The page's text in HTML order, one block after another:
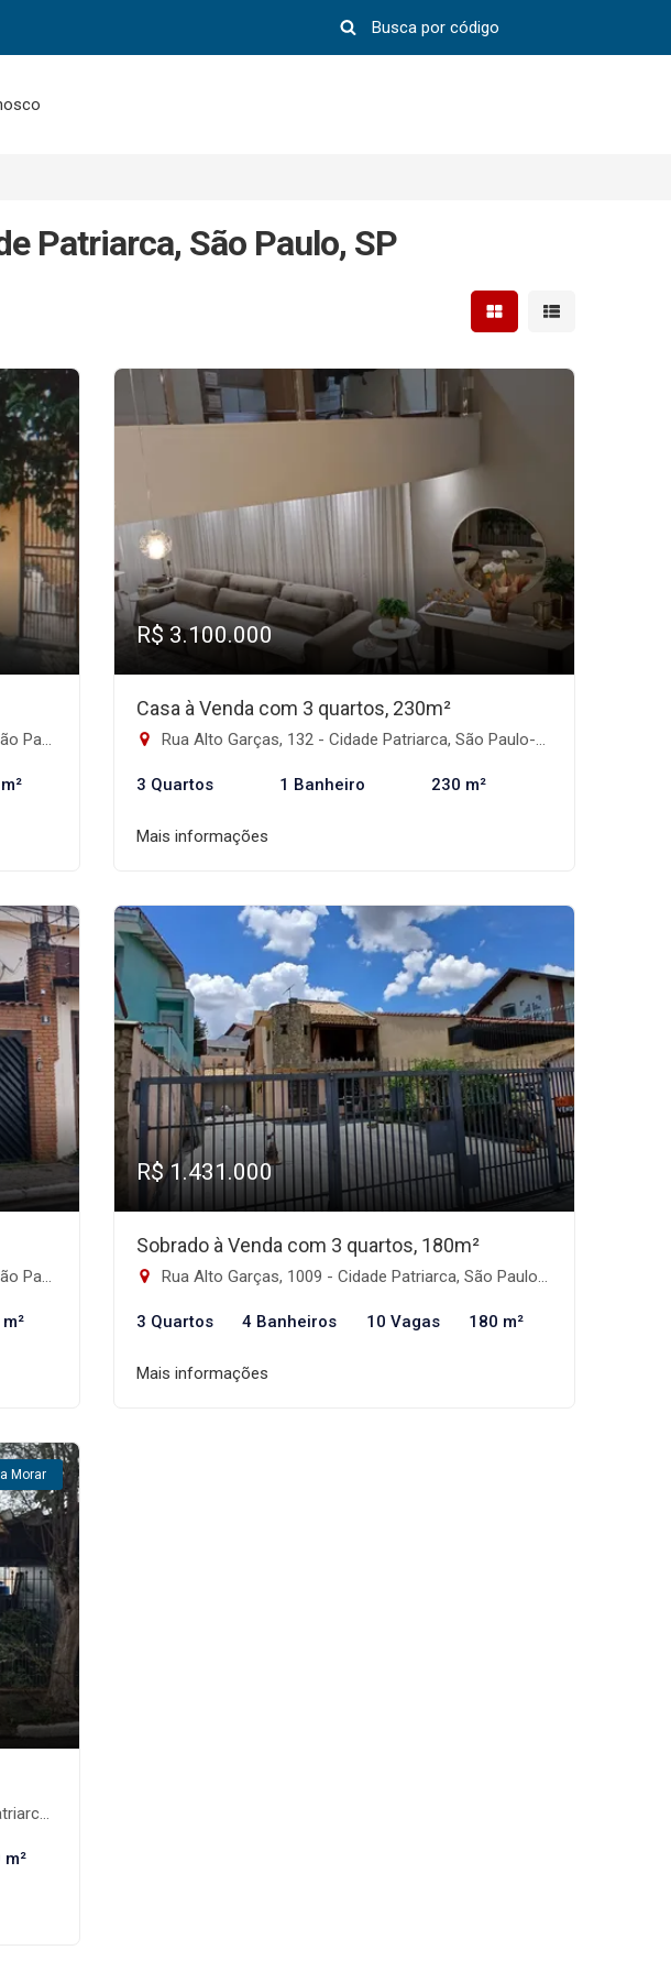
Patriarca, São Paulo, SP
Mostrar resultados em
Mostrar
SP
R$ 3.100.000
Casa à Venda com 3 quartos, 230m²
Rua Alto Garças, 132 - Cidade Patriarca, São Paulo-SP
3 Quartos 1 Banheiro 230 m²
Mais informações
SP
R$ 1.431.000
Sobrado à Venda com 3 quartos, 180m²
Rua Alto Garças, 1009 - Cidade Patriarca, São Paulo-SP
3 Quartos 4 Banheiros 10 Vagas 180 m²
Mais informações
Morar
SP
m²